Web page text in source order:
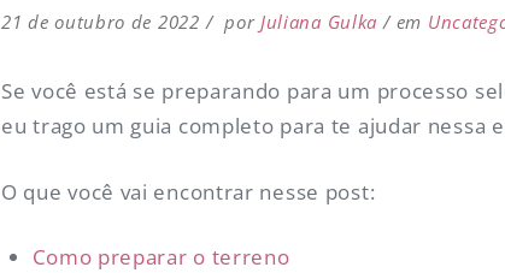
21 de outubro de 2022 por Juliana Gulka em
Se você está se preparando para um processo
eu trago um guia completo para te ajudar nessa
O que você vai encontrar nesse post:
Como preparar o terreno